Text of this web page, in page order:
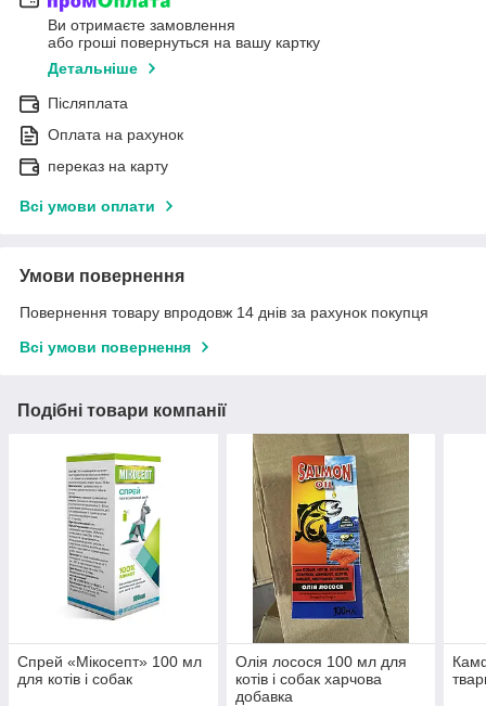
Ви отримаєте замовлення
або гроші повернуться на вашу картку
Детальніше
Післяплата
Оплата на рахунок
переказ на карту
Всі умови оплати
Умови повернення
Повернення товару впродовж 14 днів за рахунок покупця
Всі умови повернення
Подібні товари компанії
Спрей «Мікосепт» 100 мл
для котів і собак
Олія лосося 100 мл для
котів і собак харчова
добавка